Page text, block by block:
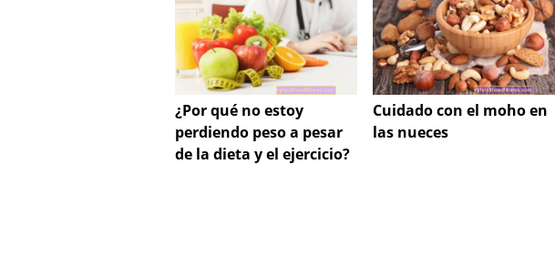
¿Por qué no estoy
perdiendo peso a pesar
de la dieta y el ejercicio?
Cuidado con el moho en
las nueces